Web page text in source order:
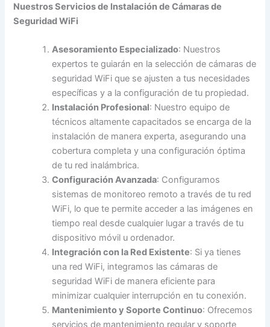
Nuestros Servicios de Instalación de Cámaras de
Seguridad WiFi
Asesoramiento Especializado: Nuestros
expertos te guiarán en la selección de cámaras de
seguridad WiFi que se ajusten a tus necesidades
específicas y a la configuración de tu propiedad.
Instalación Profesional: Nuestro equipo de
técnicos altamente capacitados se encarga de la
instalación de manera experta, asegurando una
cobertura completa y una configuración óptima
de tu red inalámbrica.
Configuración Avanzada: Configuramos
sistemas de monitoreo remoto a través de tu red
WiFi, lo que te permite acceder a las imágenes en
tiempo real desde cualquier lugar a través de tu
dispositivo móvil u ordenador.
Integración con la Red Existente: Si ya tienes
una red WiFi, integramos las cámaras de
seguridad WiFi de manera eficiente para
minimizar cualquier interrupción en tu conexión.
Mantenimiento y Soporte Continuo: Ofrecemos
servicios de mantenimiento regular y soporte